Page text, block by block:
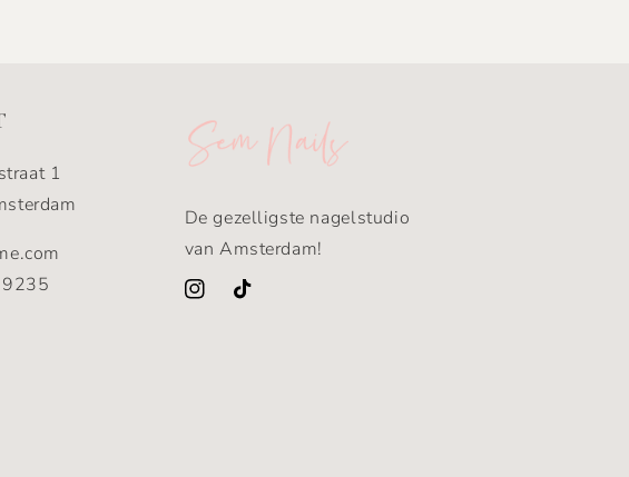
1
De gezelligste nagelstudio
van Amsterdam!
InstagramTikTok